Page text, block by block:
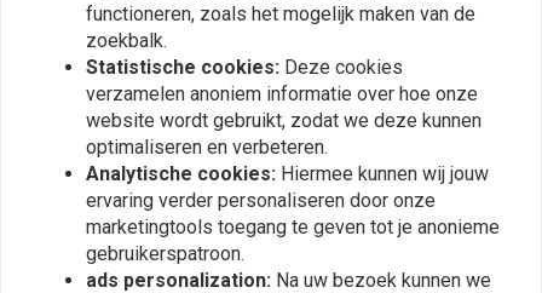
De buitenkant is ontworpen met handgeschilderde, prachtige
kleuren.
Robuust maar toch lichtgewicht
Ventilatieopeningen die een goede interne luchtcirculatie
mogelijk maken.
Specificaties:
Materiaal:De buitenkant is gemaakt van spuitgegoten ABS.
Kleur:Sierra Green
Ventilatieopeningen voor interne luchtcirculatie zijn direct in de
(0 beoordelingen)
Plaats ook een review
functioneren, zoals het mogelijk maken van de
zoekbalk.
Statistische cookies: Deze cookies
verzamelen anoniem informatie over hoe onze
website wordt gebruikt, zodat we deze kunnen
optimaliseren en verbeteren.
Analytische cookies: Hiermee kunnen wij jouw
ervaring verder personaliseren door onze
marketingtools toegang te geven tot je anonieme
gebruikerspatroon.
ads personalization: Na uw bezoek kunnen we